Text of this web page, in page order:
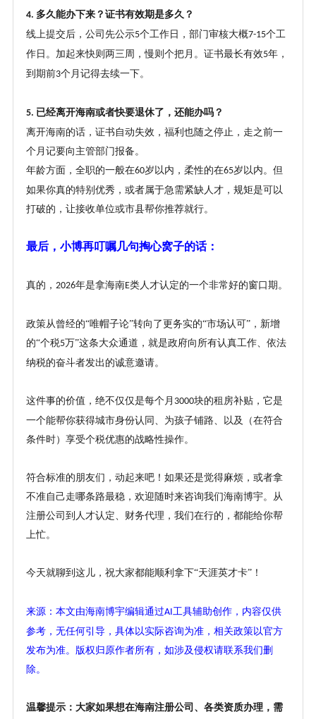
4. 多久能办下来？证书有效期是多久？
线上提交后，公司先公示5个工作日，部门审核大概7-15个工
作日。加起来快则两三周，慢则个把月。证书最长有效5年，
到期前3个月记得去续一下。
5. 已经离开海南或者快要退休了，还能办吗？
离开海南的话，证书自动失效，福利也随之停止，走之前一
个月记要向主管部门报备。
年龄方面，全职的一般在60岁以内，柔性的在65岁以内。但
如果你真的特别优秀，或者属于急需紧缺人才，规矩是可以
打破的，让接收单位或市县帮你推荐就行。
最后，小博再叮嘱几句掏心窝子的话：
真的， 2026年是拿海南E类人才认定的一个非常好的窗口期。
政策从曾经的“唯帽子论”转向了更务实的“市场认可”，新增
的“个税5万”这条大众通道，就是政府向所有认真工作、依法
纳税的奋斗者发出的诚意邀请。
这件事的价值，绝不仅仅是每个月 3000块的租房补贴，它是
一个能帮你获得城市身份认同、为孩子铺路、以及（在符合
条件时）享受个税优惠的战略性操作。
符合标准的朋友们，动起来吧！如果还是觉得麻烦，或者拿
不准自己走哪条路最稳，欢迎随时来咨询我们海南博宇。从
注册公司到人才认定、财务代理，我们在行的，都能给你帮
上忙。
今天就聊到这儿，祝大家都能顺利拿下“天涯英才卡”！
来源：本文由海南博宇编辑通过AI工具辅助创作，内容仅供
参考，无任何引导，具体以实际咨询为准，相关政策以官方
发布为准。版权归原作者所有，如涉及侵权请联系我们删
除。
温馨提示：大家如果想在海南注册公司、各类资质办理，需